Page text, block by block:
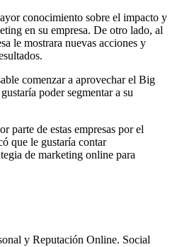
conocimiento sobre el impacto y
en su empresa. De otro lado, al
le mostrara nuevas acciones y
comenzar a aprovechar el Big
poder segmentar a su
parte de estas empresas por el
que le gustaría contar
de marketing online para
y Reputación Online. Social